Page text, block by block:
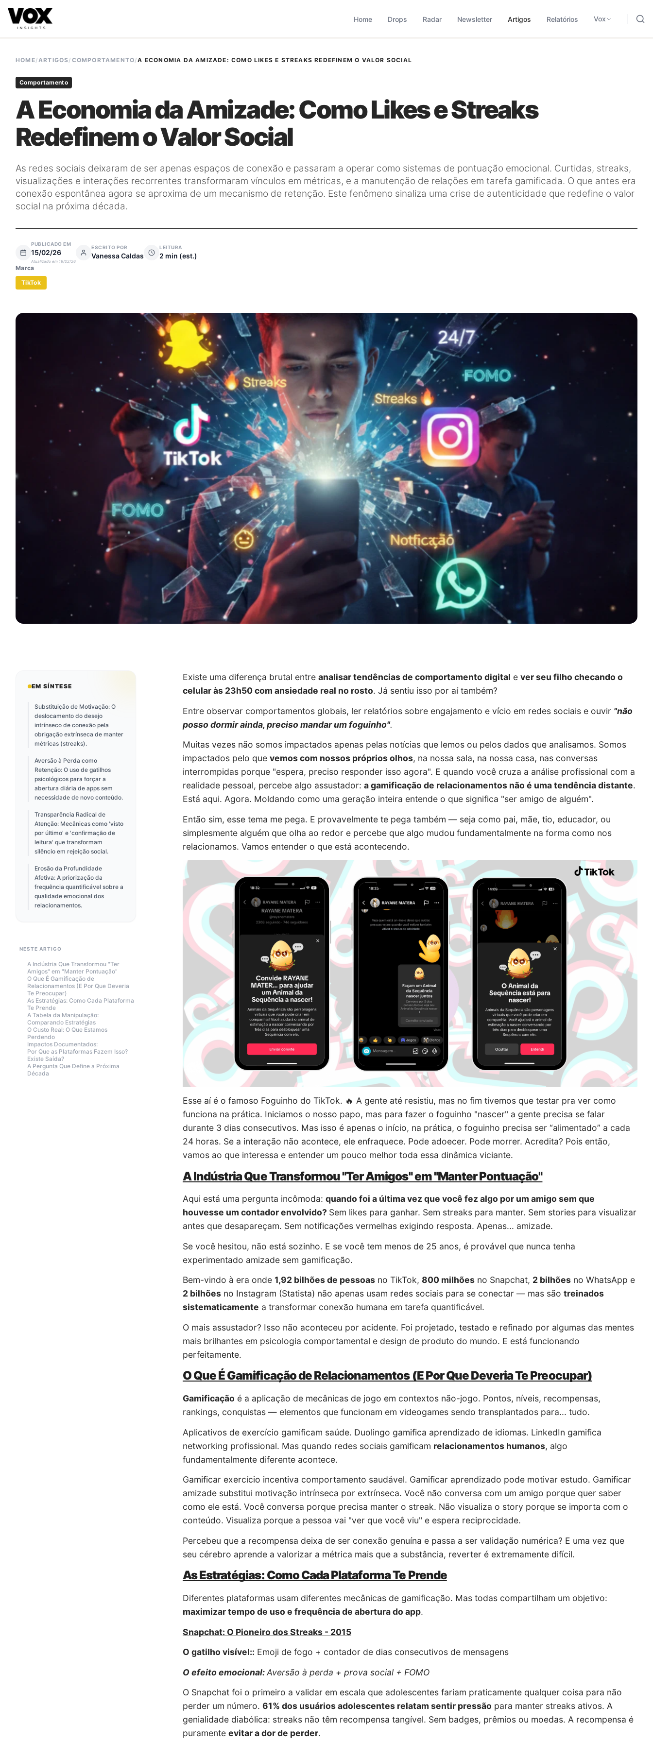
A direção estratégica é liderada por Vanessa Caldas e a operação combina monitoramento contínuo com curadoria metodológica para traduzir sinais em leitura aplicada.
Home Drops Radar Newsletter Artigos Relatórios Vox
HOME/ARTIGOS/ COMPORTAMENTO/A ECONOMIA DA AMIZADE: COMO LIKES E STREAKS REDEFINEM O VALOR SOCIAL
Comportamento
A Economia da Amizade: Como Likes e Streaks
Redefinem o Valor Social
As redes sociais deixaram de ser apenas espaços de conexão e passaram a operar como sistemas de pontuação emocional. Curtidas, streaks,
visualizações e interações recorrentes transformaram vínculos em métricas, e a manutenção de relações em tarefa gamificada. O que antes era
conexão espontânea agora se aproxima de um mecanismo de retenção. Este fenômeno sinaliza uma crise de autenticidade que redefine o valor
social na próxima década.
PUBLICADO EM
15/02/26
Atualizado em 19/02/26
ESCRITO POR
Vanessa Caldas
LEITURA
2 min (est.)
Marca
TikTok
EM SÍNTESE
Substituição de Motivação: O
deslocamento do desejo
intrínseco de conexão pela
obrigação extrínseca de manter
métricas (streaks).
Aversão à Perda como
Retenção: O uso de gatilhos
psicológicos para forçar a
abertura diária de apps sem
necessidade de novo conteúdo.
Transparência Radical de
Atenção: Mecânicas como 'visto
por último' e 'confirmação de
leitura' que transformam
silêncio em rejeição social.
Erosão da Profundidade
Afetiva: A priorização da
frequência quantificável sobre a
qualidade emocional dos
relacionamentos.
NESTE ARTIGO
A Indústria Que Transformou "Ter
Amigos" em "Manter Pontuação"
O Que É Gamificação de
Relacionamentos (E Por Que Deveria
Te Preocupar)
As Estratégias: Como Cada Plataforma
Te Prende
A Tabela da Manipulação:
Comparando Estratégias
O Custo Real: O Que Estamos
Perdendo
Impactos Documentados:
Por Que as Plataformas Fazem Isso?
Existe Saída?
A Pergunta Que Define a Próxima
Década
Existe uma diferença brutal entre analisar tendências de comportamento digital e ver seu filho checando o
celular às 23h50 com ansiedade real no rosto. Já sentiu isso por aí também?
Entre observar comportamentos globais, ler relatórios sobre engajamento e vício em redes sociais e ouvir "não
posso dormir ainda, preciso mandar um foguinho".
Muitas vezes não somos impactados apenas pelas notícias que lemos ou pelos dados que analisamos. Somos
impactados pelo que vemos com nossos próprios olhos, na nossa sala, na nossa casa, nas conversas
interrompidas porque "espera, preciso responder isso agora". E quando você cruza a análise profissional com a
realidade pessoal, percebe algo assustador: a gamificação de relacionamentos não é uma tendência distante.
Está aqui. Agora. Moldando como uma geração inteira entende o que significa "ser amigo de alguém".
Então sim, esse tema me pega. E provavelmente te pega também — seja como pai, mãe, tio, educador, ou
simplesmente alguém que olha ao redor e percebe que algo mudou fundamentalmente na forma como nos
relacionamos. Vamos entender o que está acontecendo.
Esse aí é o famoso Foguinho do TikTok. 🔥 A gente até resistiu, mas no fim tivemos que testar pra ver como
funciona na prática. Iniciamos o nosso papo, mas para fazer o foguinho "nascer" a gente precisa se falar
durante 3 dias consecutivos. Mas isso é apenas o início, na prática, o foguinho precisa ser “alimentado” a cada
24 horas. Se a interação não acontece, ele enfraquece. Pode adoecer. Pode morrer. Acredita? Pois então,
vamos ao que interessa e entender um pouco melhor toda essa dinâmica viciante.
A Indústria Que Transformou "Ter Amigos" em "Manter Pontuação"
Aqui está uma pergunta incômoda: quando foi a última vez que você fez algo por um amigo sem que
houvesse um contador envolvido? Sem likes para ganhar. Sem streaks para manter. Sem stories para visualizar
antes que desapareçam. Sem notificações vermelhas exigindo resposta. Apenas... amizade.
Se você hesitou, não está sozinho. E se você tem menos de 25 anos, é provável que nunca tenha
experimentado amizade sem gamificação.
Bem-vindo à era onde 1,92 bilhões de pessoasno TikTok, 800 milhõesno Snapchat, 2 bilhõesno WhatsApp e
2 bilhõesno Instagram (Statista) não apenas usam redes sociais para se conectar — mas são treinados
sistematicamente a transformar conexão humana em tarefa quantificável.
O mais assustador? Isso não aconteceu por acidente. Foi projetado, testado e refinado por algumas das mentes
mais brilhantes em psicologia comportamental e design de produto do mundo. E está funcionando
perfeitamente.
O Que É Gamificação de Relacionamentos (E Por Que Deveria Te Preocupar)
Gamificação é a aplicação de mecânicas de jogo em contextos não-jogo. Pontos, níveis, recompensas,
rankings, conquistas — elementos que funcionam em videogames sendo transplantados para... tudo.
Aplicativos de exercício gamificam saúde. Duolingo gamifica aprendizado de idiomas. LinkedIn gamifica
networking profissional. Mas quando redes sociais gamificam relacionamentos humanos, algo
fundamentalmente diferente acontece.
Gamificar exercício incentiva comportamento saudável. Gamificar aprendizado pode motivar estudo. Gamificar
amizade substitui motivação intrínseca por extrínseca. Você não conversa com um amigo porque quer saber
como ele está. Você conversa porque precisa manter o streak. Não visualiza o story porque se importa com o
conteúdo. Visualiza porque a pessoa vai "ver que você viu" e espera reciprocidade.
Percebeu que a recompensa deixa de ser conexão genuína e passa a ser validação numérica? E uma vez que
seu cérebro aprende a valorizar a métrica mais que a substância, reverter é extremamente difícil.
As Estratégias: Como Cada Plataforma Te Prende
Diferentes plataformas usam diferentes mecânicas de gamificação. Mas todas compartilham um objetivo:
maximizar tempo de uso e frequência de abertura do app.
Snapchat: O Pioneiro dos Streaks - 2015
O gatilho visível:: Emoji de fogo + contador de dias consecutivos de mensagens
O efeito emocional:Aversão à perda + prova social + FOMO
O Snapchat foi o primeiro a validar em escala que adolescentes fariam praticamente qualquer coisa para não
perder um número. 61% dos usuários adolescentes relatam sentir pressão para manter streaks ativos. A
genialidade diabólica: streaks não têm recompensa tangível. Sem badges, prêmios ou moedas. A recompensa é
puramente evitar a dor de perder.